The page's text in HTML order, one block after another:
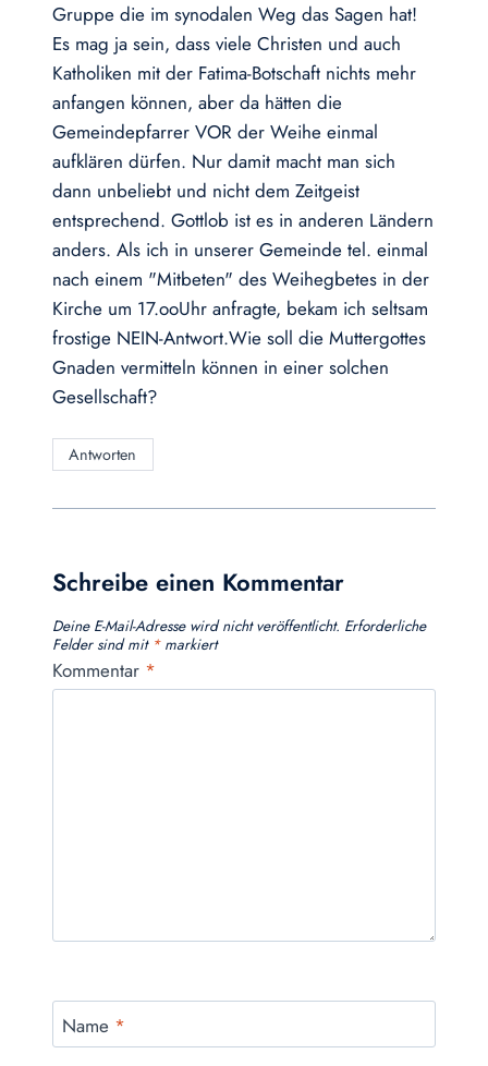
Gruppe die im synodalen Weg das Sagen hat!
Es mag ja sein, dass viele Christen und auch
Katholiken mit der Fatima-Botschaft nichts mehr
anfangen können, aber da hätten die
Gemeindepfarrer VOR der Weihe einmal
aufklären dürfen. Nur damit macht man sich
dann unbeliebt und nicht dem Zeitgeist
entsprechend. Gottlob ist es in anderen Ländern
anders. Als ich in unserer Gemeinde tel. einmal
nach einem "Mitbeten" des Weihegbetes in der
Kirche um 17.ooUhr anfragte, bekam ich seltsam
frostige NEIN-Antwort.Wie soll die Muttergottes
Gnaden vermitteln können in einer solchen
Gesellschaft?
Antworten
Schreibe einen Kommentar
Deine E-Mail-Adresse wird nicht veröffentlicht. Erforderliche
Felder sind mit *markiert
Kommentar *
Name *